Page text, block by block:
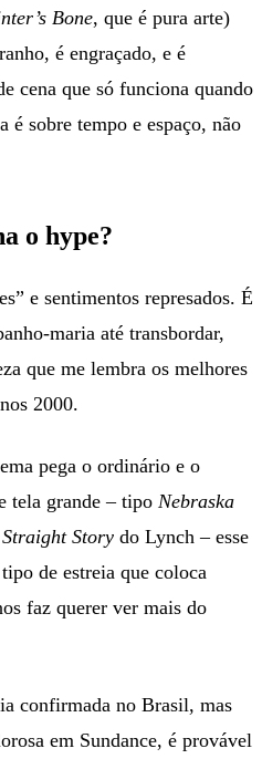
Bone, que é pura arte)
é engraçado, e é
cena que só funciona quando
é sobre tempo e espaço, não
o hype?
e sentimentos represados. É
maria até transbordar,
que me lembra os melhores
2000.
pega o ordinário e o
tela grande – tipo Nebraska
Story do Lynch – esse
de estreia que coloca
faz querer ver mais do
confirmada no Brasil, mas
em Sundance, é provável